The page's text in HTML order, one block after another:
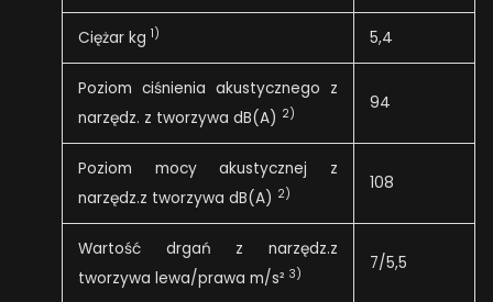
Ciężar kg 1) 5,4
Poziom ciśnienia akustycznego z
narzędz. z tworzywa dB(A) 2)
94
Poziom mocy akustycznej z
narzędz.z tworzywa dB(A) 2)
108
Wartość drgań z narzędz.z
tworzywa lewa/prawa m/s² 3)
7/5,5